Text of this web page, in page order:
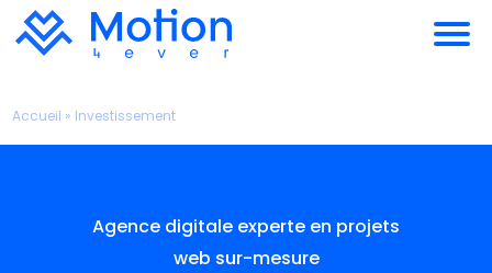
Accueil » Investissement
Agence digitale experte en projets
web sur-mesure